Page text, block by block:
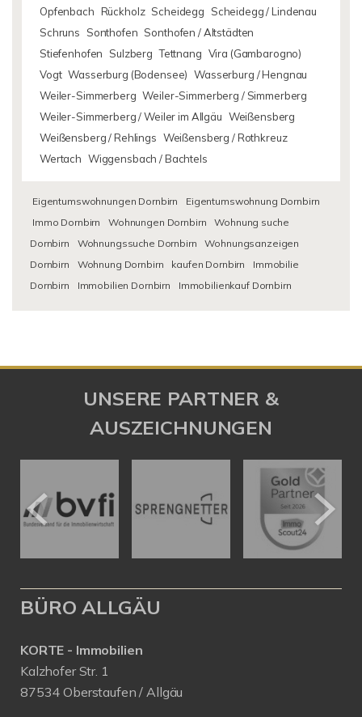
Opfenbach Rückholz Scheidegg
Scheidegg / Lindenau
Schruns
Sonthofen Sonthofen / Altstädten
Stiefenhofen
Sulzberg Tettnang Vira (Gambarogno)
Vogt Wasserburg (Bodensee) Wasserburg / Hengnau
Weiler-Simmerberg Weiler-Simmerberg / Simmerberg
Weiler-Simmerberg / Weiler im Allgäu Weißensberg
Weißensberg / Rehlings Weißensberg / Rothkreuz
Wertach Wiggensbach / Bachtels
Eigentumswohnungen Dornbirn
Eigentumswohnung Dornbirn
Immo Dornbirn
Wohnungen Dornbirn
Wohnung suche
Dornbirn
Wohnungssuche Dornbirn
Wohnungsanzeigen
Dornbirn
Wohnung Dornbirn kaufen Dornbirn
Immobilie
Dornbirn
Immobilien Dornbirn Immobilienkauf Dornbirn
UNSERE PARTNER &
AUSZEICHNUNGEN
BÜRO ALLGÄU
KORTE - Immobilien
Kalzhofer Str. 1
87534 Oberstaufen / Allgäu